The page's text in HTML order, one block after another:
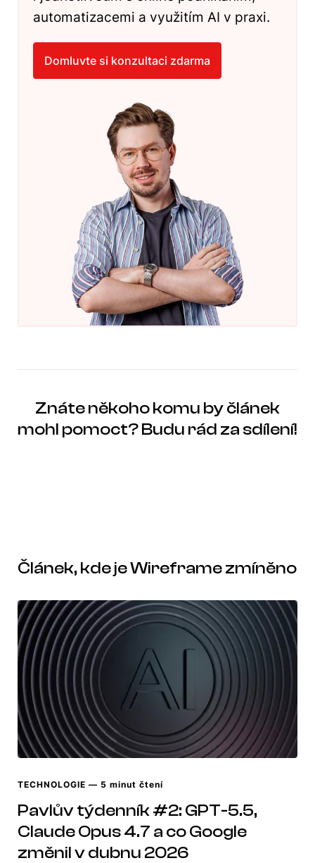
automatizacemi a využitím AI v praxi.
Domluvte si konzultaci zdarma
Znáte někoho komu by článek
mohl pomoct? Budu rád za sdílení!
Článek, kde je Wireframe zmíněno
TECHNOLOGIE — 5 minut čtení
Pavlův týdenník #2: GPT-5.5,
Claude Opus 4.7 a co Google
změnil v dubnu 2026